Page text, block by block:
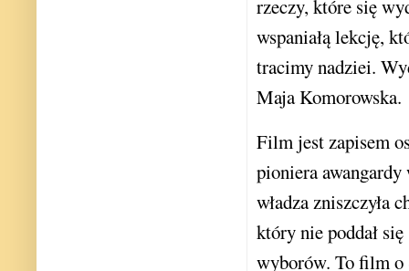
rzeczy, które się
wspaniałą lekcję,
tracimy nadziei.
Maja Komorowska.
Film jest zapisem
pioniera
władza zniszczyła
który nie poddał
wyborów. To film o